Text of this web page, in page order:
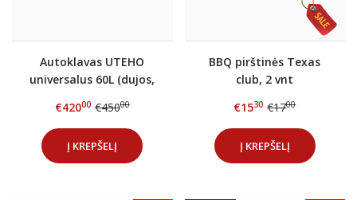
Autoklavas UTEHO
universalus 60L (dujos,
€42000 €45000
Į KREPŠELĮ
BBQ pirštinės Texas
club, 2 vnt
€1530 €1700
Į KREPŠELĮ